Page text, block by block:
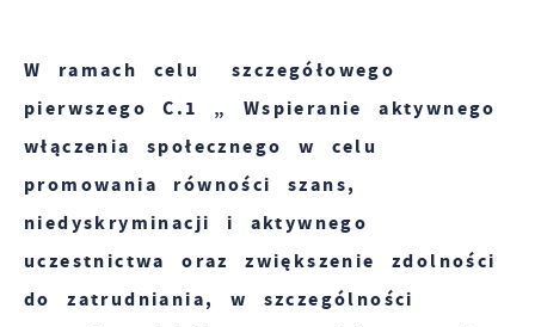
W ramach celu szczegółowego
pierwszego C.1 „ Wspieranie aktywnego
włączenia społecznego w celu
promowania równości szans,
niedyskryminacji i aktywnego
uczestnictwa oraz zwiększenie zdolności
do zatrudniania, w szczególności